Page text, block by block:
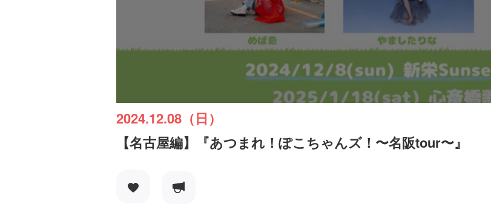
2024.12.08（日）
【名古屋編】『あつまれ！ぽこちゃんズ！〜名阪tour〜』